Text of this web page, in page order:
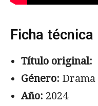
Ficha técnica
Título original:
Género: Drama
Año: 2024